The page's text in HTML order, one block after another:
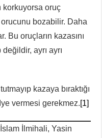
korkuyorsa oruç
bozabilir. Daha
Bu oruçların kazasını
ayrı ayrı
kazaya bıraktığı
vermesi gerekmez.[1]
İlmihali, Yasin